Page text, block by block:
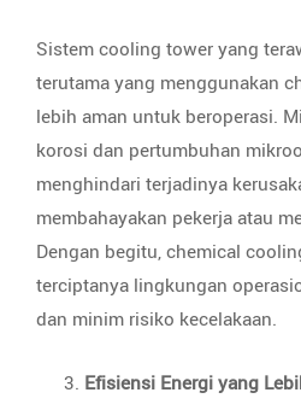
Sistem cooling tower yang
terutama yang menggunakan
lebih aman untuk beroperasi.
korosi dan pertumbuhan
menghindari terjadinya
membahayakan pekerja atau
Dengan begitu, chemical
terciptanya lingkungan
dan minim risiko kecelakaan.
Efisiensi Energi yang